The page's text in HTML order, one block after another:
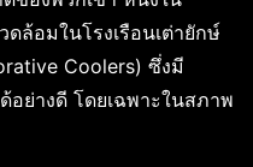
ล้อมในโรงเรือนเต่ายักษ์
Coolers) ซึ่งมี
ย่างดี โดยเฉพาะในสภาพ